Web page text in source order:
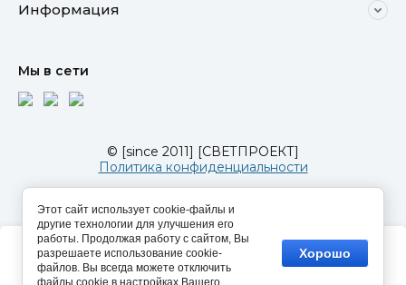
Этот сайт использует файлы cookie и метаданные. Продолжая
просматривать его, вы соглашаетесь на использование нами
файлов cookie и метаданных в соответствии сПолитикой
Информация
Мы в сети
© [since 2011] [СВЕТПРОЕКТ]
Политика конфиденциальности
Этот сайт использует cookie-файлы и
другие технологии для улучшения его
работы. Продолжая работу с сайтом, Вы
разрешаете использование cookie-
файлов. Вы всегда можете отключить
файлы cookie в настройках Вашего
Хорошо